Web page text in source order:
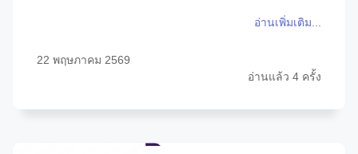
อ่านเพิ่มเติม...
22 พฤษภาคม 2569
อ่านแล้ว 4 ครั้ง